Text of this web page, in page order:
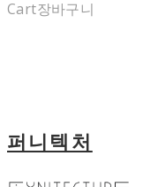
Cart장바구니
퍼니텍처